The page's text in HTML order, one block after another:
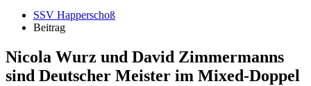
SSV Happerschoß
Beitrag
Nicola Wurz und David Zimmermanns
sind Deutscher Meister im Mixed-Doppel